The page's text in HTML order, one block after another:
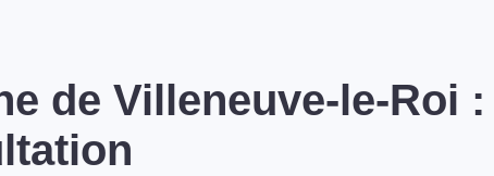
de Villeneuve-le-Roi :